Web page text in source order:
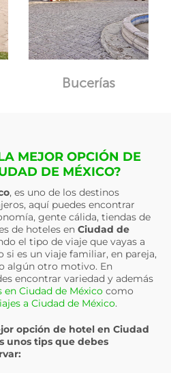
Bucerías
MEJOR OPCIÓN DE
DE MÉXICO?
, es uno de los destinos
aquí puedes encontrar
gente cálida, tiendas de
de hoteles en Ciudad de
el tipo de viaje que vayas a
es un viaje familiar, en pareja,
algún otro motivo. En
encontrar variedad y además
Ciudad de México como
a Ciudad de México.
opción de hotel en Ciudad
unos tips que debes